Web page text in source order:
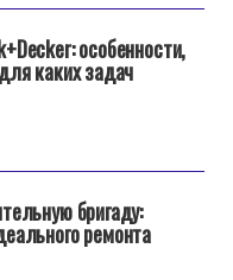
особенности,
каких задач
бригаду:
ремонта